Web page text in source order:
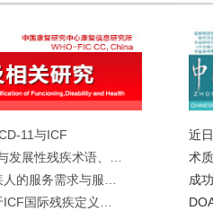
11与ICF
发展性残疾术语、…
的服务需求与服…
国际残疾定义…
近
术
成